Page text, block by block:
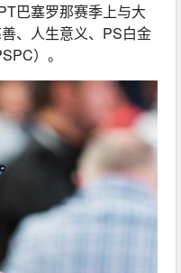
巴塞罗那赛季上与大
、人生意义、PS白金
）。